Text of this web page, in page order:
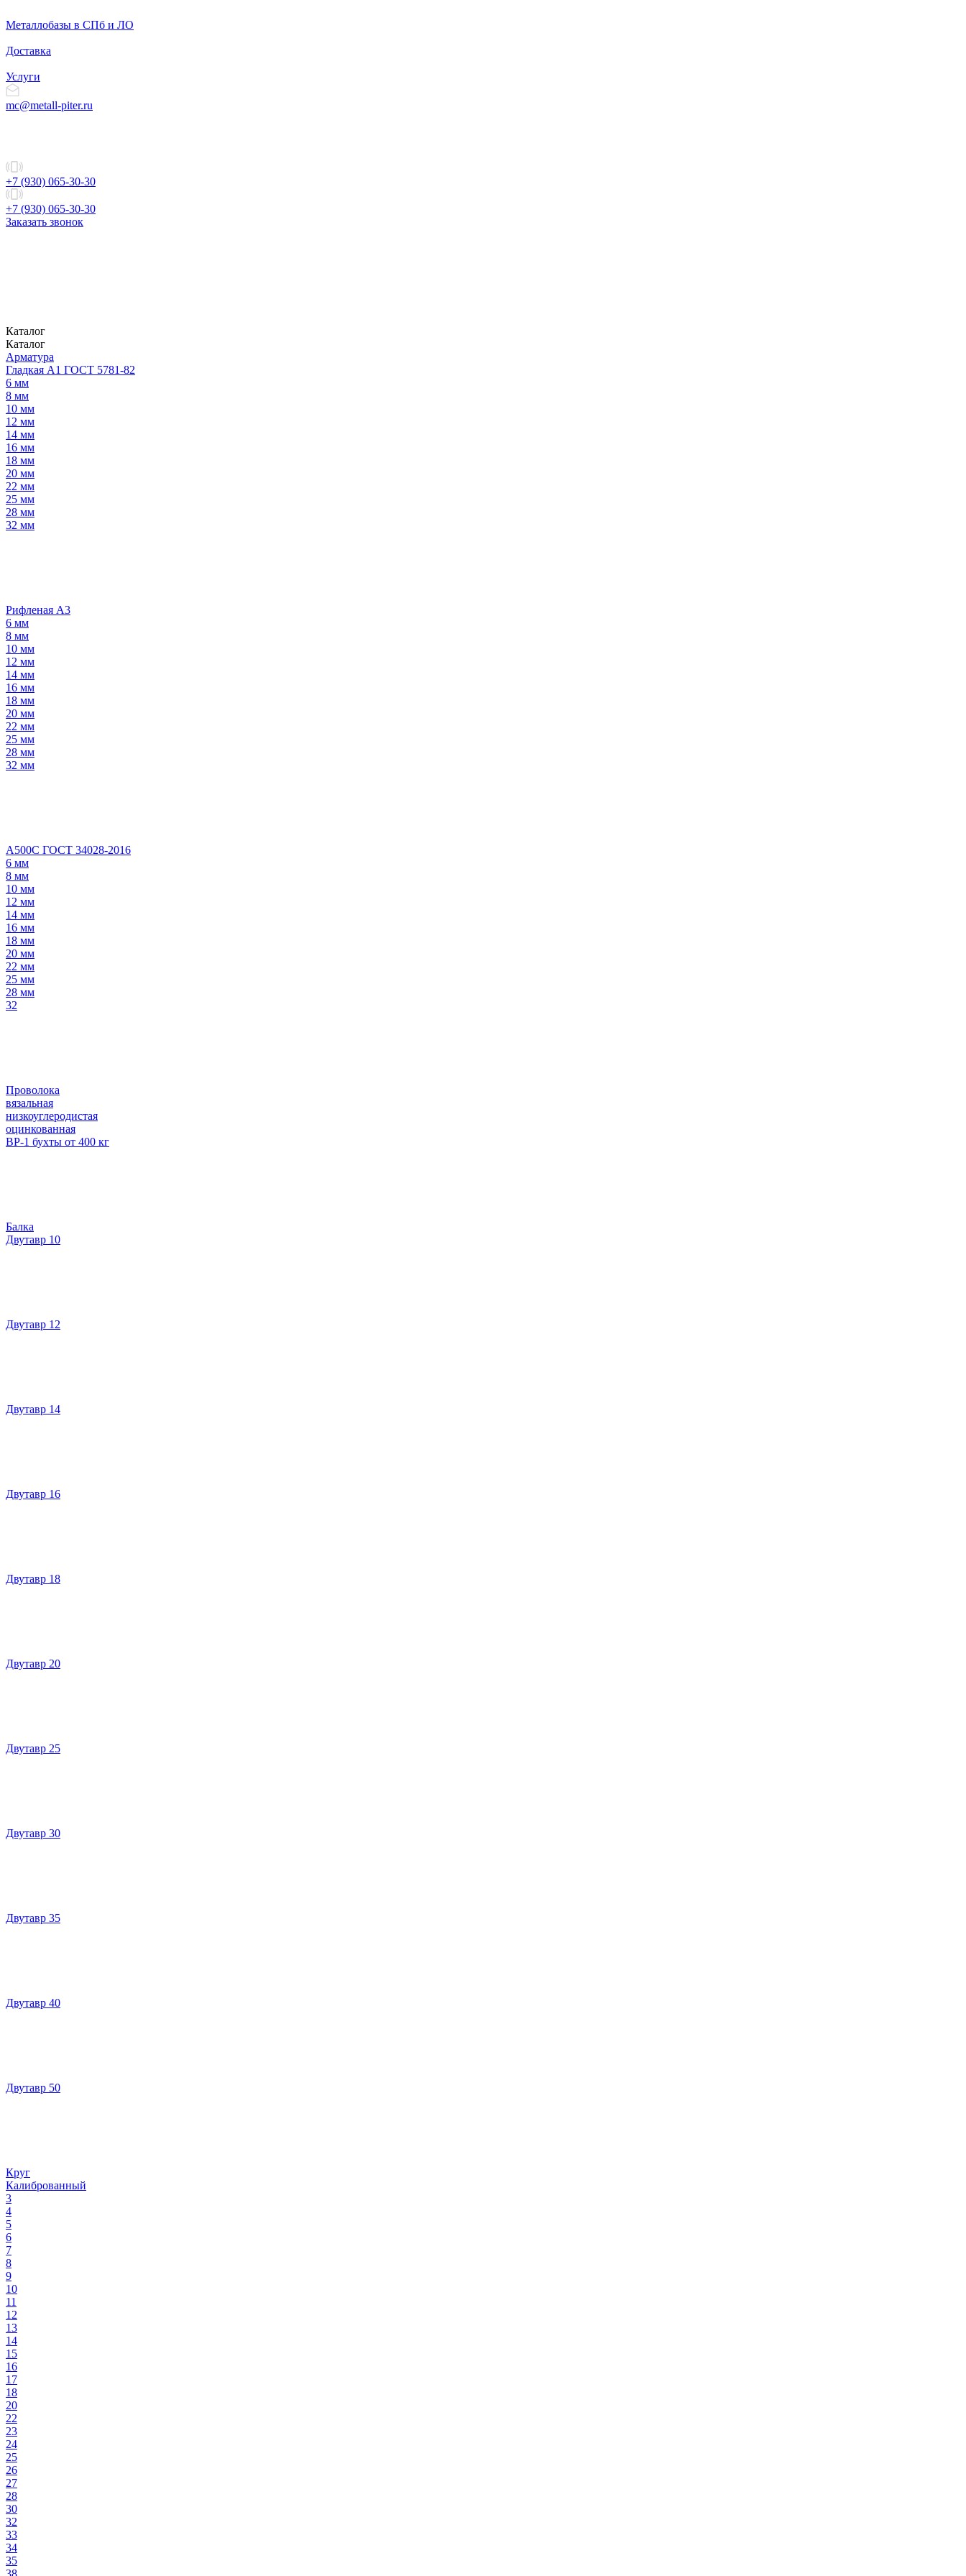
Металлобазы в СПб и ЛО
Доставка
Услуги
mc@metall-piter.ru
+7 (930) 065-30-30
+7 (930) 065-30-30
Заказать звонок
Каталог
Каталог
Арматура
Гладкая А1 ГОСТ 5781-82
6 мм
8 мм
10 мм
12 мм
14 мм
16 мм
18 мм
20 мм
22 мм
25 мм
28 мм
32 мм
Рифленая А3
6 мм
8 мм
10 мм
12 мм
14 мм
16 мм
18 мм
20 мм
22 мм
25 мм
28 мм
32 мм
А500С ГОСТ 34028-2016
6 мм
8 мм
10 мм
12 мм
14 мм
16 мм
18 мм
20 мм
22 мм
25 мм
28 мм
32
Проволока
вязальная
низкоуглеродистая
оцинкованная
ВР-1 бухты от 400 кг
Балка
Двутавр 10
Двутавр 12
Двутавр 14
Двутавр 16
Двутавр 18
Двутавр 20
Двутавр 25
Двутавр 30
Двутавр 35
Двутавр 40
Двутавр 50
Круг
Калиброванный
3
4
5
6
7
8
9
10
11
12
13
14
15
16
17
18
20
22
23
24
25
26
27
28
30
32
33
34
35
38